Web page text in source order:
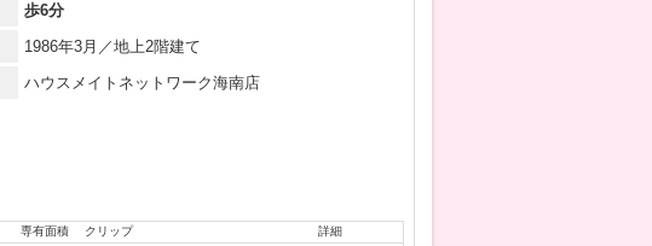
歩6分
1986年3月／地上2階建て
ハウスメイトネットワーク海南店
専有面積 クリップ 詳細